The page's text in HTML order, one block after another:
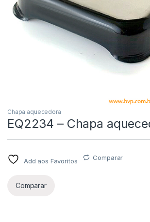
Chapa aquecedora
EQ2234 – Chapa
Add aos Favoritos Comparar
Comparar